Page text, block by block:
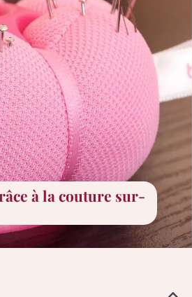
à la couture sur-